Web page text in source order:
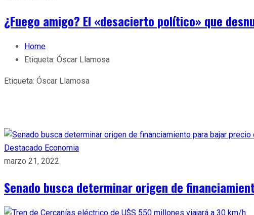
¿Fuego amigo? El «desacierto político» que
Home
Etiqueta: Óscar Llamosa
Etiqueta: Óscar Llamosa
Destacado Economia
marzo 21, 2022
Senado busca determinar origen de